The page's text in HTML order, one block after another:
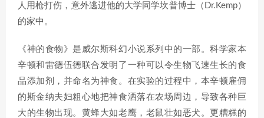
人用枪打伤，意外逃进他的大学同学坎普博士（Dr.Kemp）
的家中。
《神的食物》是威尔斯科幻小说系列中的一部。科学家本
辛顿和雷德伍德联合发明了一种可以令生物飞速生长的食
品添加剂，并命名为神食。在实验的过程中，本辛顿雇佣
的斯金纳夫妇粗心地把神食洒落在农场周边，导致各种巨
大的生物出现。黄蜂大如老鹰，老鼠壮如恶犬。更糟糕的